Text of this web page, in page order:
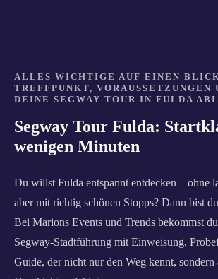
ALLES WICHTIGE AUF EINEN
TREFFPUNKT, VORAUSSETZUNGEN
DEINE SEGWAY-TOUR IN FULDA
Segway Tour Fulda:
wenigen Minuten
Du willst Fulda entspannt entdecken – ohne
aber mit richtig schönen Stopps? Dann bist
Bei Marions Events und Trends bekommst
Segway-Stadtführung mit Einweisung,
Guide, der nicht nur den Weg kennt, sondern